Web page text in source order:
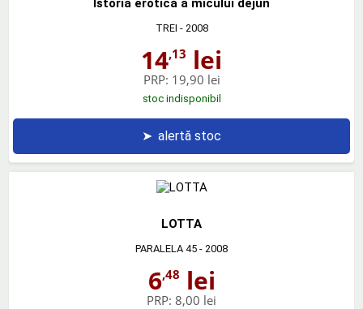
TREI - 2008
14,13 lei
PRP: 19,90 lei
stoc indisponibil
➤ alertă stoc
LOTTA
PARALELA 45 - 2008
6,48 lei
PRP: 8,00 lei